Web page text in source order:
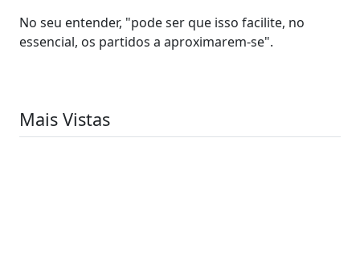
No seu entender, "pode ser que isso facilite, no
essencial, os partidos a aproximarem-se".
Mais Vistas